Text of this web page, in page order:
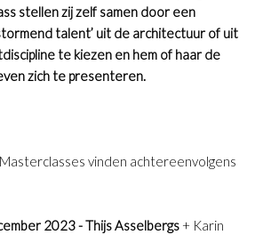
stellen zij zelf samen door een
talent’ uit de architectuur of uit
te kiezen en hem of haar de
zich te presenteren.
vinden achtereenvolgens
2023 - Thijs Asselbergs + Karin